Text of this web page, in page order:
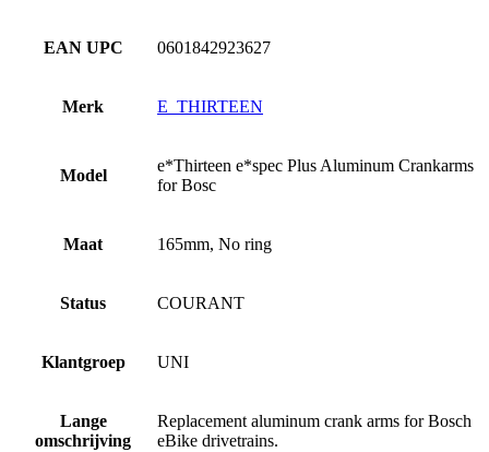
EAN UPC 0601842923627
Merk E_THIRTEEN
Model
e*Thirteen e*spec Plus Aluminum Crankarms
for Bosc
Maat 165mm, No ring
Status COURANT
Klantgroep UNI
Lange
omschrijving
Replacement aluminum crank arms for Bosch
eBike drivetrains.